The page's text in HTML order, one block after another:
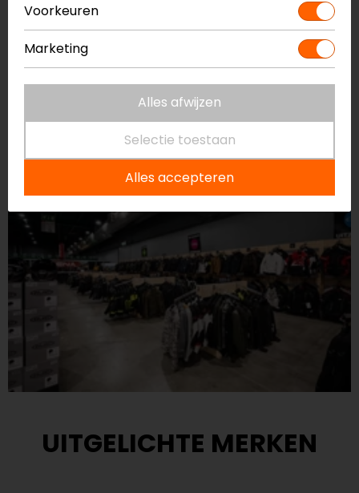
UITGELICHTE MERKEN
Voorkeuren
Marketing
Alles afwijzen
Selectie toestaan
Alles accepteren